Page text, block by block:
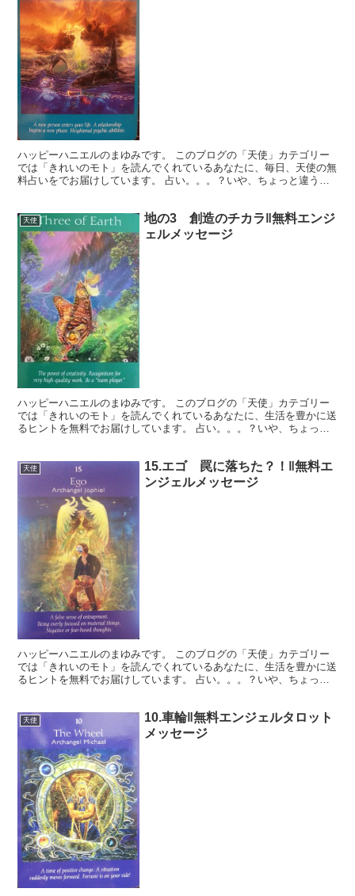
ハッピーハニエルのまゆみです。 このブログの「天使」カテゴリー
では「きれいのモト」を読んでくれているあなたに、毎日、天使の無
料占いをでお届けしています。 占い。。。？いや、ちょっと違うか
天使
地の3 創造のチカラ‖無料エンジ
ェルメッセージ
ハッピーハニエルのまゆみです。 このブログの「天使」カテゴリー
では「きれいのモト」を読んでくれているあなたに、生活を豊かに送
るヒントを無料でお届けしています。 占い。。。？いや、ちょっと
天使
15.エゴ 罠に落ちた？！‖無料エ
ンジェルメッセージ
ハッピーハニエルのまゆみです。 このブログの「天使」カテゴリー
では「きれいのモト」を読んでくれているあなたに、生活を豊かに送
るヒントを無料でお届けしています。 占い。。。？いや、ちょっと
天使
10.車輪‖無料エンジェルタロット
メッセージ